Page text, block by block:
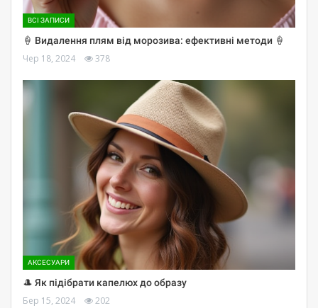
ВСІ ЗАПИСИ
🍦 Видалення плям від морозива: ефективні методи 🍦
Чер 18, 2024 378
АКСЕСУАРИ
🎩 Як підібрати капелюх до образу
Бер 15, 2024 202